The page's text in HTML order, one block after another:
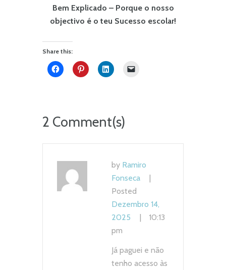
Bem Explicado – Porque o nosso
objectivo é o teu Sucesso escolar!
Share this:
2 Comment(s)
by Ramiro
Fonseca
Posted
Dezembro 14,
2025
10:13
pm
Já paguei e não
tenho acesso às